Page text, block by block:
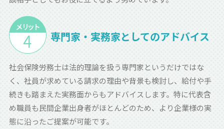
専門家・実務家としてのアドバイス
社会保険労務士は法的理論を扱う専門家というだけではな
く、社員が求めている請求の理由や背景も検討し、給付や手
続きも踏まえた実務面からもアドバイスします。特に代表含
め職員も民間企業出身者がほとんどのため、より企業様の実
態に沿ったご提案が可能です。